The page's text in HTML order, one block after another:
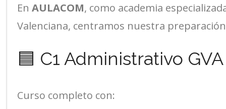
En AULACOM, como academia
Valenciana, centramos nuestra
🟦 C1 Administrativo GVA
Curso completo con: